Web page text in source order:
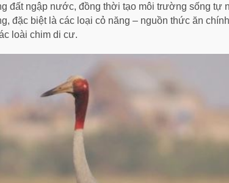
đất ngập nước, đồng thời tạo môi trường sống
đặc biệt là các loại cỏ năng – nguồn thức ăn
loài chim di cư.